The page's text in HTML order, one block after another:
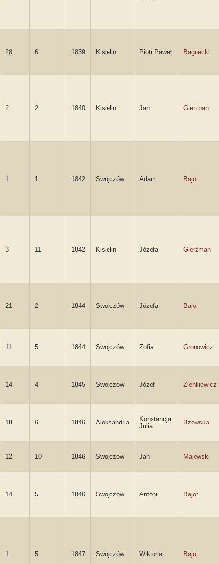
28 6 1839 Kisielin Piotr Paweł Bagnecki
2 2 1840 Kisielin Jan Gierżban
1 1 1842 Swojczów Adam Bajor
3 11 1842 Kisielin Józefa Gierżman
21 2 1844 Swojczów Józefa Bajor
11 5 1844 Swojczów Zofia Gronowicz
14 4 1845 Swojczów Józef Zieńkiewicz
18 6 1846 Aleksandria
Konstancja
Julia
Bzowska
12 10 1846 Swojczów Jan Majewski
14 5 1846 Swojczów Antoni Bajor
1 5 1847 Swojczów Wiktoria Bajor